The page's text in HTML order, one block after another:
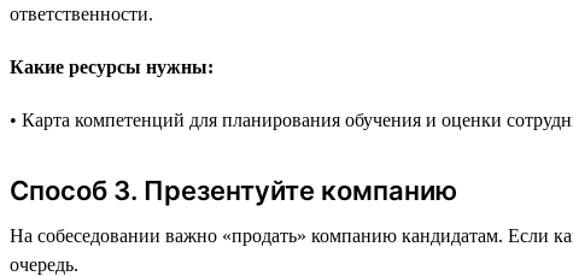
ответственности.
Какие ресурсы нужны:
• Карта компетенций для планирования обучения и оценки
Способ 3. Презентуйте компанию
На собеседовании важно «продать» компанию кандидатам. Если
очередь.